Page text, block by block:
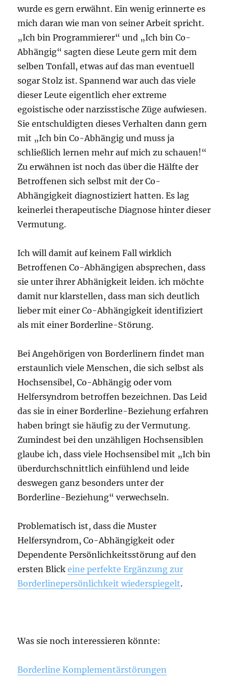
wurde es gern erwähnt. Ein wenig erinnerte es
mich daran wie man von seiner Arbeit spricht.
„Ich bin Programmierer“ und „Ich bin Co-
Abhängig“ sagten diese Leute gern mit dem
selben Tonfall, etwas auf das man eventuell
sogar Stolz ist. Spannend war auch das viele
dieser Leute eigentlich eher extreme
egoistische oder narzisstische Züge aufwiesen.
Sie entschuldigten dieses Verhalten dann gern
mit „Ich bin Co-Abhängig und muss ja
schließlich lernen mehr auf mich zu schauen!“
Zu erwähnen ist noch das über die Hälfte der
Betroffenen sich selbst mit der Co-
Abhängigkeit diagnostiziert hatten. Es lag
keinerlei therapeutische Diagnose hinter dieser
Vermutung.
Ich will damit auf keinem Fall wirklich
Betroffenen Co-Abhängigen absprechen, dass
sie unter ihrer Abhänigkeit leiden. ich möchte
damit nur klarstellen, dass man sich deutlich
lieber mit einer Co-Abhängigkeit identifiziert
als mit einer Borderline-Störung.
Bei Angehörigen von Borderlinern findet man
erstaunlich viele Menschen, die sich selbst als
Hochsensibel, Co-Abhängig oder vom
Helfersyndrom betroffen bezeichnen. Das Leid
das sie in einer Borderline-Beziehung erfahren
haben bringt sie häufig zu der Vermutung.
Zumindest bei den unzähligen Hochsensiblen
glaube ich, dass viele Hochsensibel mit „Ich bin
überdurchschnittlich einfühlend und leide
deswegen ganz besonders unter der
Borderline-Beziehung“ verwechseln.
Problematisch ist, dass die Muster
Helfersyndrom, Co-Abhängigkeit oder
Dependente Persönlichkeitsstörung auf den
ersten Blickeine perfekte Ergänzung zur
Borderlinepersönlichkeit wiederspiegelt.
Was sie noch interessieren könnte:
Borderline Komplementärstörungen